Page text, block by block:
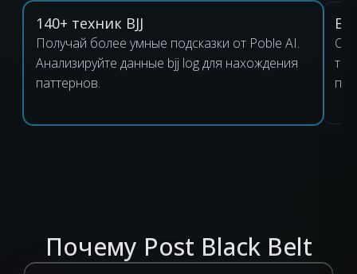
140+ техник BJJ
Получай более умные подсказки от Poble AI.
Анализируйте данные bjj log для нахождения
паттернов.
Почему Post Black Belt